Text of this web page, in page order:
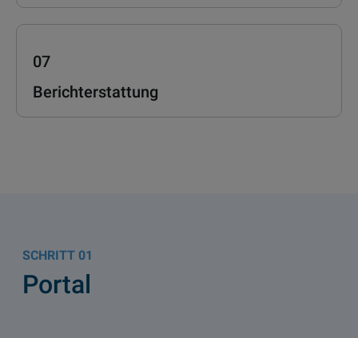
07
Berichterstattung
01
Portal